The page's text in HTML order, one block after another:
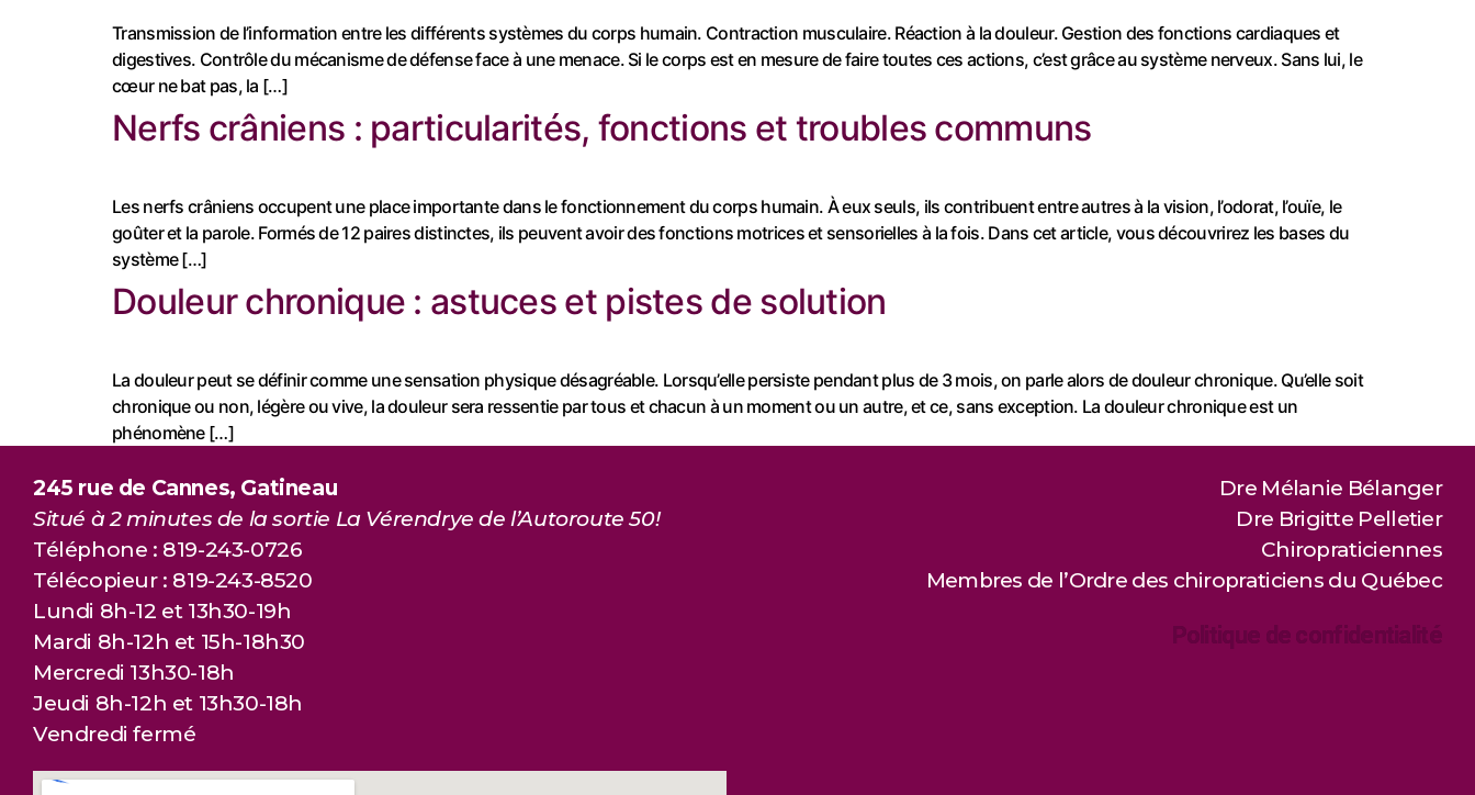
Transmission de l’information entre les différents systèmes du corps humain. Contraction musculaire. Réaction à la douleur. Gestion des fonctions cardiaques et
digestives. Contrôle du mécanisme de défense face à une menace. Si le corps est en mesure de faire toutes ces actions, c’est grâce au système nerveux. Sans lui, le
cœur ne bat pas, la […]
Nerfs crâniens : particularités, fonctions et troubles communs
Les nerfs crâniens occupent une place importante dans le fonctionnement du corps humain. À eux seuls, ils contribuent entre autres à la vision, l’odorat, l’ouïe, le
goûter et la parole. Formés de 12 paires distinctes, ils peuvent avoir des fonctions motrices et sensorielles à la fois. Dans cet article, vous découvrirez les bases du
système […]
Douleur chronique : astuces et pistes de solution
La douleur peut se définir comme une sensation physique désagréable. Lorsqu’elle persiste pendant plus de 3 mois, on parle alors de douleur chronique. Qu’elle soit
chronique ou non, légère ou vive, la douleur sera ressentie par tous et chacun à un moment ou un autre, et ce, sans exception. La douleur chronique est un
phénomène […]
245 rue de Cannes, Gatineau
Situé à 2 minutes de la sortie La Vérendrye de l’Autoroute 50!
Téléphone : 819-243-0726
Télécopieur : 819-243-8520
Lundi 8h-12 et 13h30-19h
Mardi 8h-12h et 15h-18h30
Mercredi 13h30-18h
Jeudi 8h-12h et 13h30-18h
Vendredi fermé
Dre Mélanie Bélanger
Dre Brigitte Pelletier
Chiropraticiennes
Membres de l’Ordre des chiropraticiens du Québec
Politique de confidentialité